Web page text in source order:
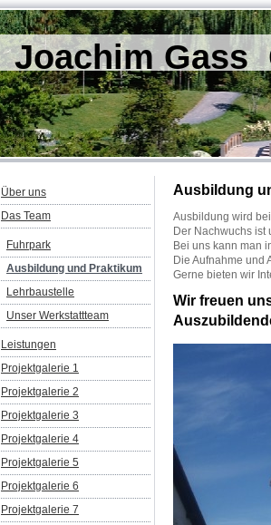
Joachim Gass
Über uns
Das Team
Fuhrpark
Ausbildung und Praktikum
Lehrbaustelle
Unser Werkstattteam
Leistungen
Projektgalerie 1
Projektgalerie 2
Projektgalerie 3
Projektgalerie 4
Projektgalerie 5
Projektgalerie 6
Projektgalerie 7
Ausbildung
Ausbildung wird
Der Nachwuchs ist
Bei uns kann man
Die Aufnahme und
Gerne bieten wir
Wir freuen